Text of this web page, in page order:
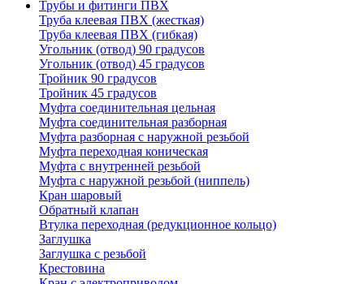
Трубы и фитинги ПВХ
Труба клеевая ПВХ (жесткая)
Труба клеевая ПВХ (гибкая)
Угольник (отвод) 90 градусов
Угольник (отвод) 45 градусов
Тройник 90 градусов
Тройник 45 градусов
Муфта соединительная цельная
Муфта соединительная разборная
Муфта разборная с наружной резьбой
Муфта переходная коническая
Муфта с внутренней резьбой
Муфта с наружной резьбой (ниппель)
Кран шаровый
Обратный клапан
Втулка переходная (редукционное кольцо)
Заглушка
Заглушка с резьбой
Крестовина